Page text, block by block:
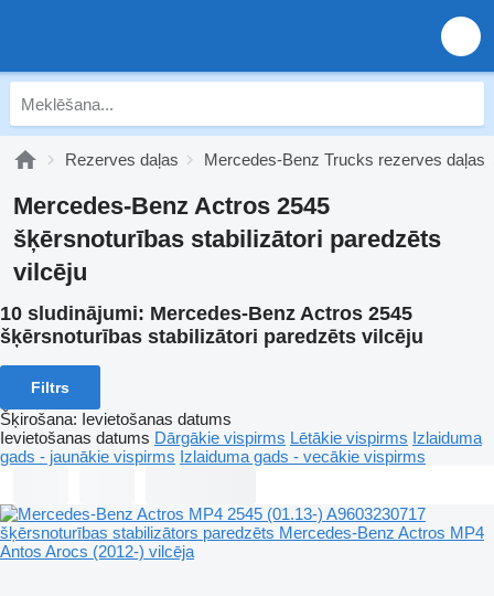
Rezerves daļas Mercedes-Benz Trucks rezerves daļas
Mercedes-Benz Actros 2545
šķērsnoturības stabilizātori paredzēts
vilcēju
10 sludinājumi: Mercedes-Benz Actros 2545
šķērsnoturības stabilizātori paredzēts vilcēju
Filtrs
Šķirošana: Ievietošanas datums
Ievietošanas datums Dārgākie vispirms Lētākie vispirms Izlaiduma
gads - jaunākie vispirms Izlaiduma gads - vecākie vispirms